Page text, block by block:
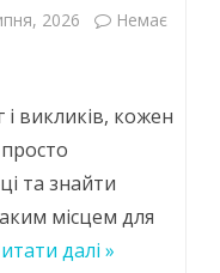
2026
Немає
викликів, кожен
та знайти
місцем для
далі »